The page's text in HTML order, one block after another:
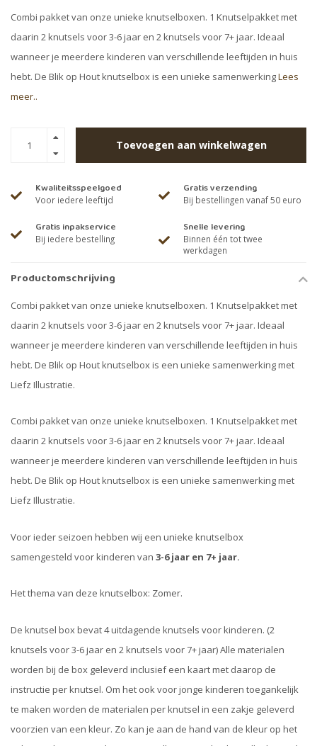
Combi pakket van onze unieke knutselboxen. 1 Knutselpakket met
daarin 2 knutsels voor 3-6 jaar en 2 knutsels voor 7+ jaar. Ideaal
wanneer je meerdere kinderen van verschillende leeftijden in huis
hebt. De Blik op Hout knutselbox is een unieke samenwerkingLees
meer..
Toevoegen aan winkelwagen
Kwaliteitsspeelgoed
Voor iedere leeftijd
Gratis verzending
Bij bestellingen vanaf 50 euro
Gratis inpakservice
Bij iedere bestelling
Snelle levering
Binnen één tot twee
werkdagen
Productomschrijving
Combi pakket van onze unieke knutselboxen. 1 Knutselpakket met
daarin 2 knutsels voor 3-6 jaar en 2 knutsels voor 7+ jaar. Ideaal
wanneer je meerdere kinderen van verschillende leeftijden in huis
hebt. De Blik op Hout knutselbox is een unieke samenwerking met
Liefz Illustratie.
Combi pakket van onze unieke knutselboxen. 1 Knutselpakket met
daarin 2 knutsels voor 3-6 jaar en 2 knutsels voor 7+ jaar. Ideaal
wanneer je meerdere kinderen van verschillende leeftijden in huis
hebt. De Blik op Hout knutselbox is een unieke samenwerking met
Liefz Illustratie.
Voor ieder seizoen hebben wij een unieke knutselbox
samengesteld voor kinderen van 3-6 jaar en 7+ jaar.
Het thema van deze knutselbox: Zomer.
De knutsel box bevat 4 uitdagende knutsels voor kinderen. (2
knutsels voor 3-6 jaar en 2 knutsels voor 7+ jaar) Alle materialen
worden bij de box geleverd inclusief een kaart met daarop de
instructie per knutsel. Om het ook voor jonge kinderen toegankelijk
te maken worden de materialen per knutsel in een zakje geleverd
voorzien van een kleur. Zo kan je aan de hand van de kleur op het